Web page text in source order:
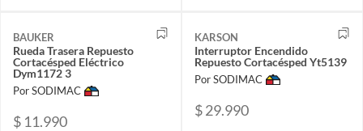
BAUKER
Rueda Trasera Repuesto
Cortacésped Eléctrico
Dym1172 3
Por SODIMAC
$ 11.990
KARSON
Interruptor Encendido
Repuesto Cortacésped Yt5139
Por SODIMAC
$ 29.990